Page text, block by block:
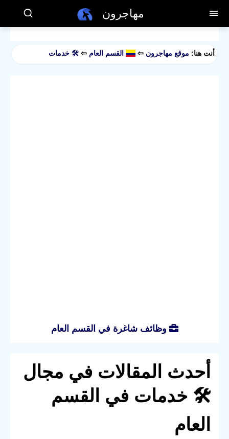
مهاجرون
أنت هنا: موقع مهاجرون ⇦ القسم العام ⇦ 🛠️ خدمات
وظائف شاغرة في القسم العام
أحدث المقالات في مجال
🛠️ خدمات في القسم
العام